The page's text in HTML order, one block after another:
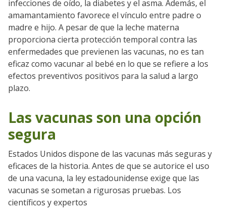
infecciones de oído, la diabetes y el asma. Además, el
amamantamiento favorece el vínculo entre padre o
madre e hijo. A pesar de que la leche materna
proporciona cierta protección temporal contra las
enfermedades que previenen las vacunas, no es tan
eficaz como vacunar al bebé en lo que se refiere a los
efectos preventivos positivos para la salud a largo
plazo.
Las vacunas son una opción
segura
Go to sidebar nav
Estados Unidos dispone de las vacunas más seguras y
eficaces de la historia. Antes de que se autorice el uso
de una vacuna, la ley estadounidense exige que las
vacunas se sometan a rigurosas pruebas. Los
científicos y expertos